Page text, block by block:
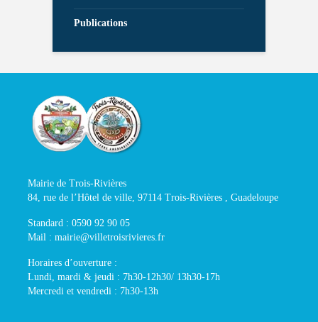
Publications
Mairie de Trois-Rivières
84, rue de l’Hôtel de ville, 97114 Trois-Rivières , Guadeloupe
Standard : 0590 92 90 05
Mail : mairie@villetroisrivieres.fr
Horaires d’ouverture :
Lundi, mardi & jeudi : 7h30-12h30/ 13h30-17h
Mercredi et vendredi : 7h30-13h